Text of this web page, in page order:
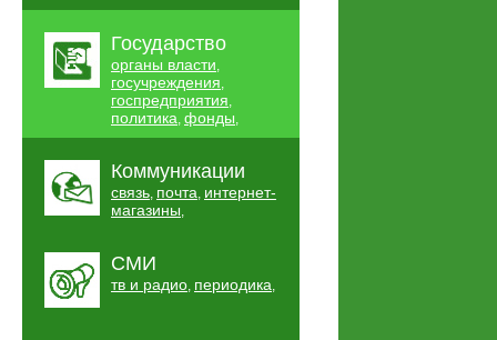
Государство
органы власти,
госучреждения,
госпредприятия,
политика, фонды,
Коммуникации
связь, почта, интернет-
магазины,
СМИ
тв и радио, периодика,